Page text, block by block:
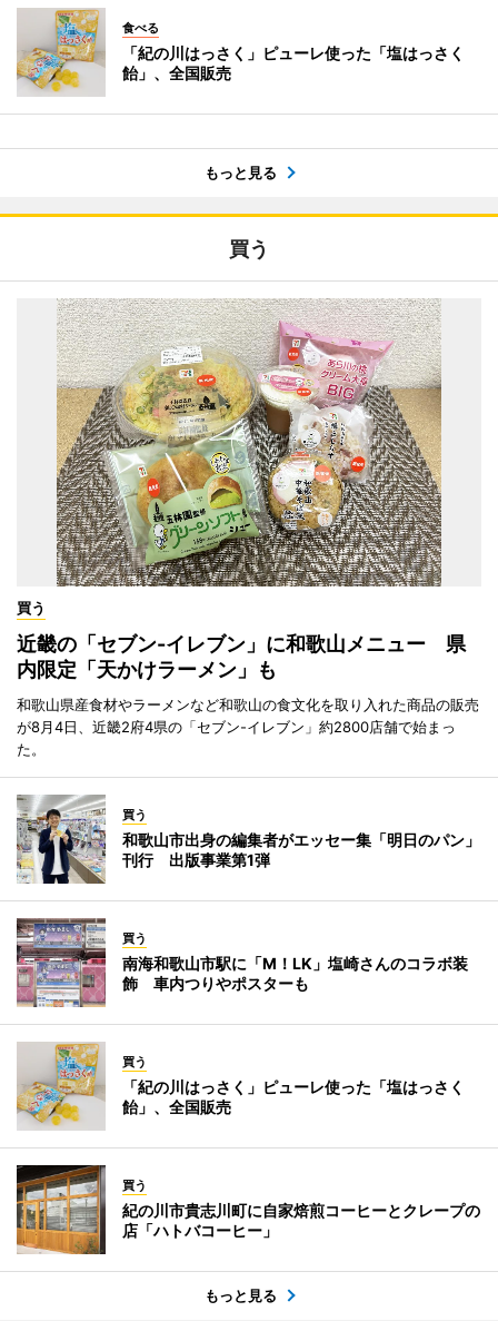
食べる
「紀の川はっさく」ピューレ使った「塩はっさく
飴」、全国販売
もっと見る
買う
買う
近畿の「セブン-イレブン」に和歌山メニュー 県
内限定「天かけラーメン」も
和歌山県産食材やラーメンなど和歌山の食文化を取り入れた商品の販売
が8月4日、近畿2府4県の「セブン-イレブン」約2800店舗で始まっ
た。
買う
和歌山市出身の編集者がエッセー集「明日のパン」
刊行 出版事業第1弾
買う
南海和歌山市駅に「M！LK」塩崎さんのコラボ装
飾 車内つりやポスターも
買う
「紀の川はっさく」ピューレ使った「塩はっさく
飴」、全国販売
買う
紀の川市貴志川町に自家焙煎コーヒーとクレープの
店「ハトバコーヒー」
もっと見る